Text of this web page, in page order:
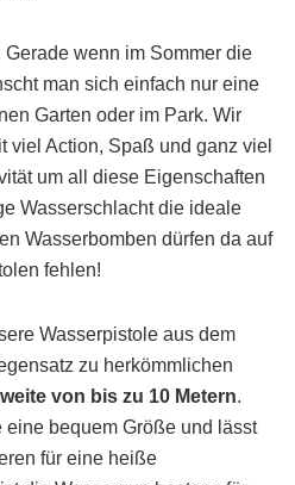
Gerade wenn im Sommer die
man sich einfach nur eine
Garten oder im Park. Wir
viel Action, Spaß und ganz viel
um all diese Eigenschaften
Wasserschlacht die ideale
Wasserbomben dürfen da auf
fehlen!
Wasserpistole aus dem
zu herkömmlichen
von bis zu 10 Metern.
bequem Größe und lässt
für eine heiße